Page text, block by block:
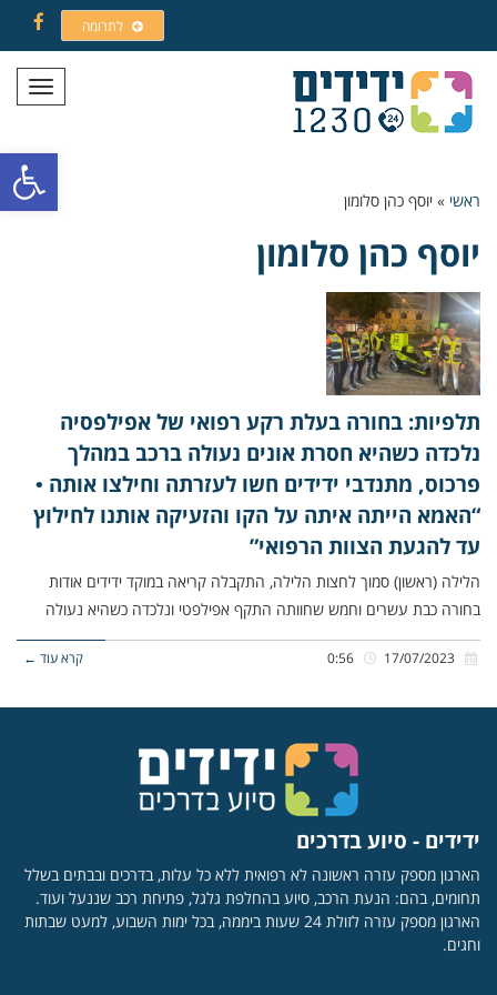
פתח
לתרומה
תפריט
ראשי » יוסף כהן סלומון
יוסף כהן סלומון
תלפיות: בחורה בעלת רקע רפואי של אפילפסיה
נלכדה כשהיא חסרת אונים נעולה ברכב במהלך
פרכוס, מתנדבי ידידים חשו לעזרתה וחילצו אותה •
“האמא הייתה איתה על הקו והזעיקה אותנו לחילוץ
עד להגעת הצוות הרפואי”
הלילה (ראשון) סמוך לחצות הלילה, התקבלה קריאה במוקד ידידים אודות
בחורה כבת עשרים וחמש שחוותה התקף אפילפטי ונלכדה כשהיא נעולה
קרא עוד ←
ידידים - סיוע בדרכים
הארגון מספק עזרה ראשונה לא רפואית ללא כל עלות, בדרכים ובבתים בשלל
תחומים, בהם: הנעת הרכב, סיוע בהחלפת גלגל, פתיחת רכב שננעל ועוד.
הארגון מספק עזרה לזולת 24 שעות ביממה, בכל ימות השבוע, למעט שבתות
וחגים.